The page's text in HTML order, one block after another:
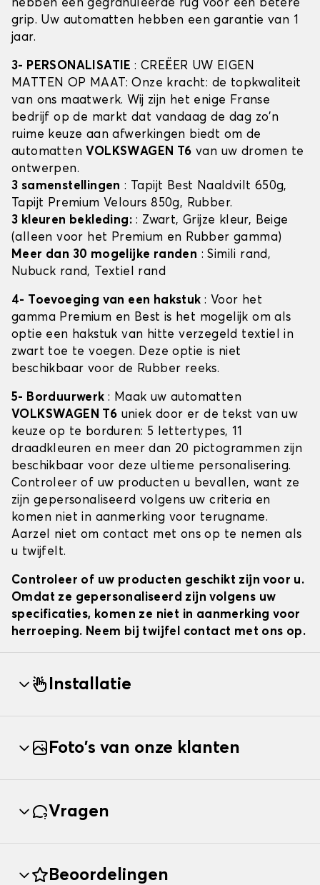
hebben een gegranuleerde rug voor een betere
grip. Uw automatten hebben een garantie van 1
jaar.
3- PERSONALISATIE: CREËER UW EIGEN
MATTEN OP MAAT: Onze kracht: de topkwaliteit
van ons maatwerk. Wij zijn het enige Franse
bedrijf op de markt dat vandaag de dag zo'n
ruime keuze aan afwerkingen biedt om de
automatten VOLKSWAGEN T6 van uw dromen te
ontwerpen.
3 samenstellingen : Tapijt Best Naaldvilt 650g,
Tapijt Premium Velours 850g, Rubber.
3 kleuren bekleding: : Zwart, Grijze kleur, Beige
(alleen voor het Premium en Rubber gamma)
Meer dan 30 mogelijke randen : Simili rand,
Nubuck rand, Textiel rand
4- Toevoeging van een hakstuk : Voor het
gamma Premium en Best is het mogelijk om als
optie een hakstuk van hitte verzegeld textiel in
zwart toe te voegen. Deze optie is niet
beschikbaar voor de Rubber reeks.
5- Borduurwerk : Maak uw automatten
VOLKSWAGEN T6 uniek door er de tekst van uw
keuze op te borduren: 5 lettertypes, 11
draadkleuren en meer dan 20 pictogrammen zijn
beschikbaar voor deze ultieme personalisering.
Controleer of uw producten u bevallen, want ze
zijn gepersonaliseerd volgens uw criteria en
komen niet in aanmerking voor terugname.
Aarzel niet om contact met ons op te nemen als
u twijfelt.
Controleer of uw producten geschikt zijn voor u.
Omdat ze gepersonaliseerd zijn volgens uw
specificaties, komen ze niet in aanmerking voor
herroeping. Neem bij twijfel contact met ons op.
Installatie
Foto's van onze klanten
Vragen
Beoordelingen